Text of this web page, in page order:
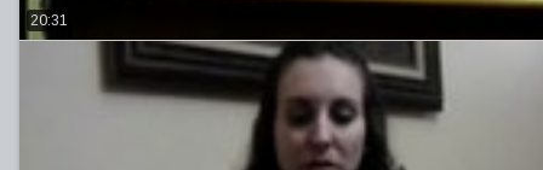
20:31